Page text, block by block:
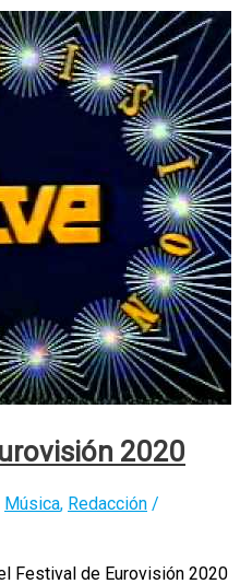
2020
Música, Redacción /
Festival de Eurovisión 2020